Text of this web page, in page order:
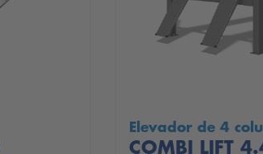
Elevador de 4
COMBI LIFT